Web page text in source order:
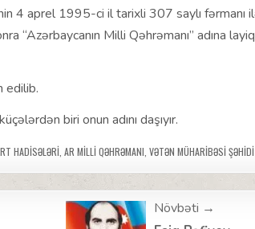
4 aprel 1995-ci il tarixli 307 saylı fərmanı
“Azərbaycanın Milli Qəhrəmanı” adına layiq
edilib.
biri onun adını daşıyır.
HADISƏLƏRI AR MILLI QƏHRƏMANI VƏTƏN MÜHARIBƏSI ŞƏHIDI
Növbəti →